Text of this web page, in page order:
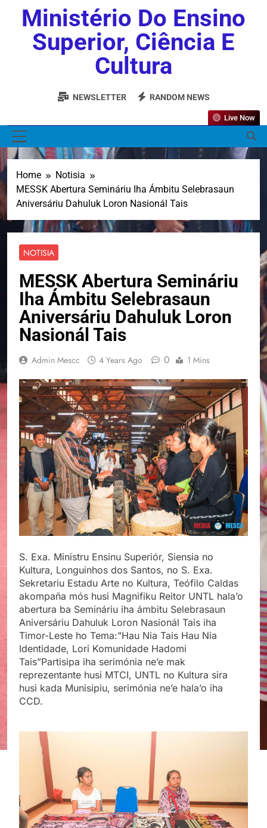
Ministério Do Ensino
Superior, Ciência E
Cultura
NEWSLETTER RANDOM NEWS
Live Now
Home
Notisia
MESSK Abertura Semináriu Iha Ámbitu Selebrasaun
Aniversáriu Dahuluk Loron Nasionál Tais
NOTISIA
MESSK Abertura Semináriu
Iha Ámbitu Selebrasaun
Aniversáriu Dahuluk Loron
Nasionál Tais
Admin Mescc 4 Years Ago 0 1 Mins
S. Exa. Ministru Ensinu Superiór, Siensia no
Kultura, Longuinhos dos Santos, no S. Exa.
Sekretariu Estadu Arte no Kultura, Teófilo Caldas
akompaña mós husi Magnifiku Reitor UNTL hala’o
abertura ba Semináriu iha ámbitu Selebrasaun
Aniversáriu Dahuluk Loron Nasionál Tais iha
Timor-Leste ho Tema:”Hau Nia Tais Hau Nia
Identidade, Lori Komunidade Hadomi
Tais”Partisipa iha serimónia ne’e mak
reprezentante husi MTCI, UNTL no Kultura sira
husi kada Munisipiu, serimónia ne’e hala’o iha
CCD.